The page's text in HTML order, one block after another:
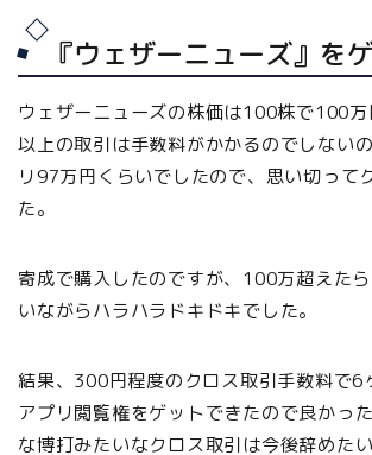
『ウェザーニューズ』を
ウェザーニューズの株価は100株で100
以上の取引は手数料がかかるのでしない
リ97万円くらいでしたので、思い切って
た。
寄成で購入したのですが、100万超えた
いながらハラハラドキドキでした。
結果、300円程度のクロス取引手数料で6
アプリ閲覧権をゲットできたので良かっ
な博打みたいなクロス取引は今後辞めた